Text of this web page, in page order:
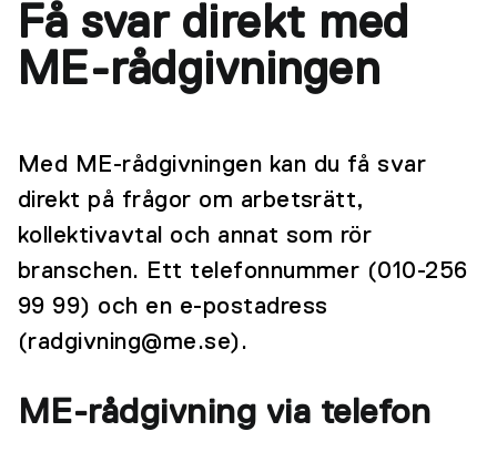
Få svar direkt med
ME-rådgivningen
Med ME-rådgivningen kan du få svar
direkt på frågor om arbetsrätt,
kollektivavtal och annat som rör
branschen. Ett telefonnummer (010-256
99 99) och en e-postadress
(radgivning@me.se).
ME-rådgivning via telefon